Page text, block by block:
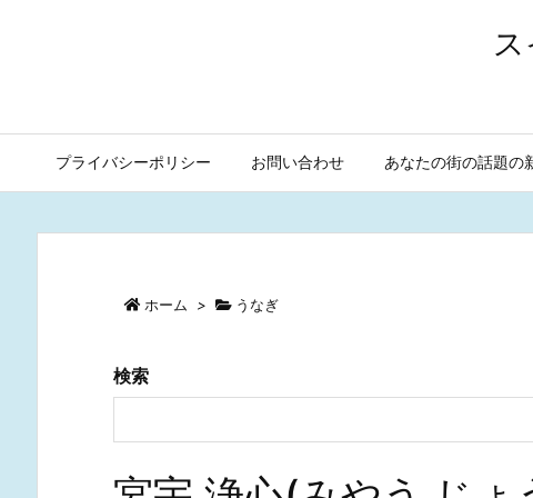
プライバシーポリシー お問い合わせ あなたの街の話題の
ホーム > うなぎ
検索